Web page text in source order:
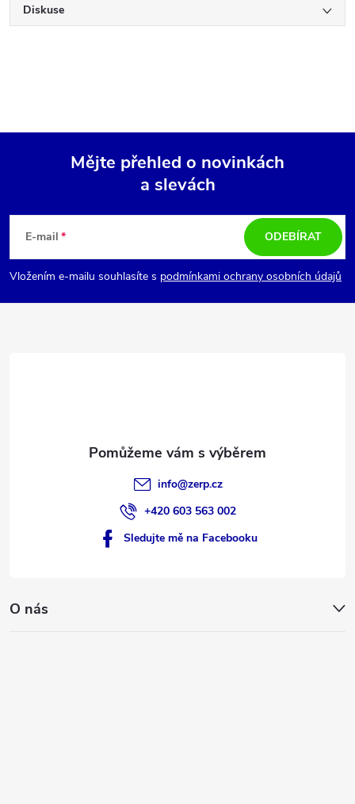
Diskuse
p
a
Mějte přehled o novinkách
a slevách
E-mail
Vložením e-mailu souhlasíte s podmínkami ochrany osobních údajů
ODEBÍRAT
info@zerp.cz
+420 603 563 002
Sledujte mě na Facebooku
O nás